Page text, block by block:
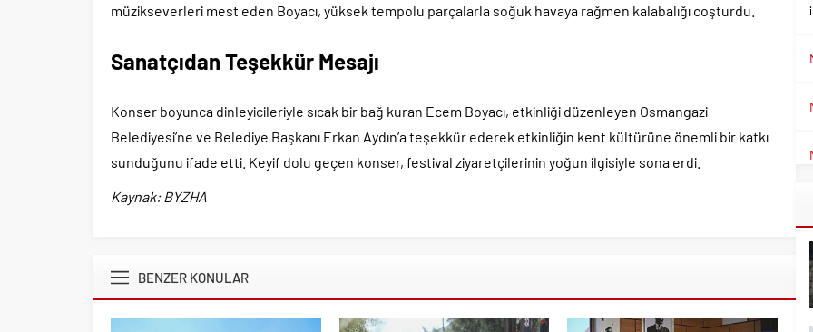
müzikseverleri mest eden Boyacı, yüksek tempolu parçalarla soğuk havaya rağmen kalabalığı coşturdu.
Sanatçıdan Teşekkür Mesajı
Konser boyunca dinleyicileriyle sıcak bir bağ kuran Ecem Boyacı, etkinliği düzenleyen Osmangazi
Belediyesi’ne ve Belediye Başkanı Erkan Aydın’a teşekkür ederek etkinliğin kent kültürüne önemli bir katkı
sunduğunu ifade etti. Keyif dolu geçen konser, festival ziyaretçilerinin yoğun ilgisiyle sona erdi.
Kaynak: BYZHA
BENZER KONULAR